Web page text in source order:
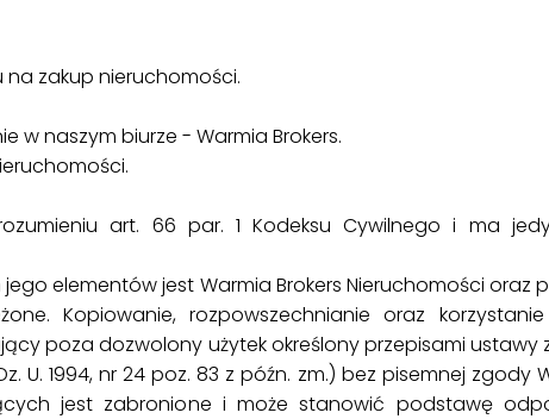
zakup nieruchomości.
w naszym biurze - Warmia Brokers.
art. 66 par. 1 Kodeksu Cywilnego i ma
elementów jest Warmia Brokers Nieruchomości oraz
Kopiowanie, rozpowszechnianie oraz
poza dozwolony użytek określony przepisami ustawy
1994, nr 24 poz. 83 z późn. zm.) bez pisemnej zgody
jest zabronione i może stanowić podstawę